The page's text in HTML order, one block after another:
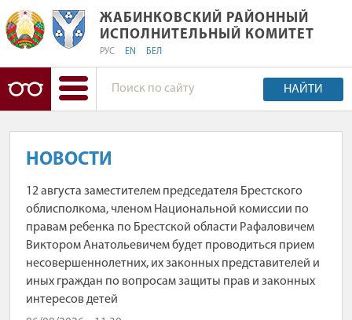
ЖАБИНКОВСКИЙ РАЙОННЫЙ
ЖАБИНКОВСКИЙ РАЙОННЫЙ
ИСПОЛНИТЕЛЬНЫЙ КОМИТЕТ
РУС EN БЕЛ
НАЙТИ
НОВОСТИ
12 августа заместителем председателя Брестского
облисполкома, членом Национальной комиссии по
правам ребенка по Брестской области Рафаловичем
Виктором Анатольевичем будет проводиться прием
несовершеннолетних, их законных представителей и
иных граждан по вопросам защиты прав и законных
интересов детей